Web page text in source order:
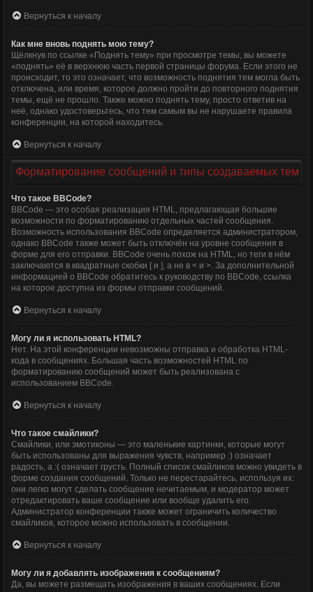
Вернуться к началу
Как мне вновь поднять мою тему?
Щёлкнув по ссылке «Поднять тему» при просмотре темы, вы можете
«поднять» её в верхнюю часть первой страницы форума. Если этого не
происходит, то это означает, что возможность поднятия тем могла быть
отключена, или время, которое должно пройти до повторного поднятия
темы, ещё не прошло. Также можно поднять тему, просто ответив на
неё, однако удостоверьтесь, что тем самым вы не нарушаете правила
конференции, на которой находитесь.
Вернуться к началу
Форматирование сообщений и типы создаваемых тем
Что такое BBCode?
BBCode — это особая реализация HTML, предлагающая большие
возможности по форматированию отдельных частей сообщения.
Возможность использования BBCode определяется администратором,
однако BBCode также может быть отключён на уровне сообщения в
форме для его отправки. BBCode очень похож на HTML, но теги в нём
заключаются в квадратные скобки [ и ], а не в < и >. За дополнительной
информацией о BBCode обратитесь к руководству по BBCode, ссылка
на которое доступна из формы отправки сообщений.
Вернуться к началу
Могу ли я использовать HTML?
Нет. На этой конференции невозможны отправка и обработка HTML-
кода в сообщениях. Большая часть возможностей HTML по
форматированию сообщений может быть реализована с
использованием BBCode.
Вернуться к началу
Что такое смайлики?
Смайлики, или эмотиконы — это маленькие картинки, которые могут
быть использованы для выражения чувств, например :) означает
радость, а :( означает грусть. Полный список смайликов можно увидеть в
форме создания сообщений. Только не перестарайтесь, используя их:
они легко могут сделать сообщение нечитаемым, и модератор может
отредактировать ваше сообщение или вообще удалить его.
Администратор конференции также может ограничить количество
смайликов, которое можно использовать в сообщении.
Вернуться к началу
Могу ли я добавлять изображения к сообщениям?
Да, вы можете размещать изображения в ваших сообщениях. Если